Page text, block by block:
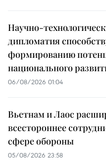
Научно-
дипломатия
формированию
национального
06/08/2026 01:04
Вьетнам и Лаос
всестороннее
сфере обороны
05/08/2026 23:58